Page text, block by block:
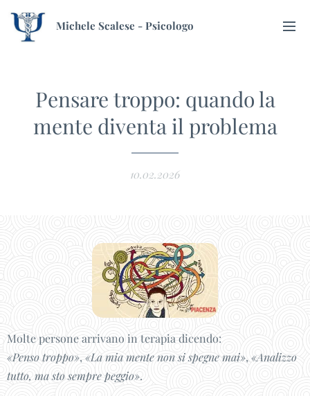
Michele Scalese - Psicologo
Pensare troppo: quando la
mente diventa il problema
10.02.2026
Molte persone arrivano in terapia dicendo:
«Penso troppo», «La mia mente non si spegne mai», «Analizzo
tutto, ma sto sempre peggio».